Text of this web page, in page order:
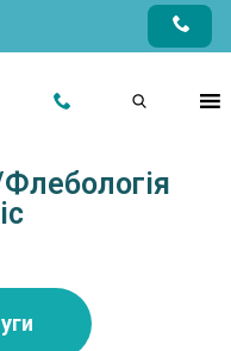
Флебологія